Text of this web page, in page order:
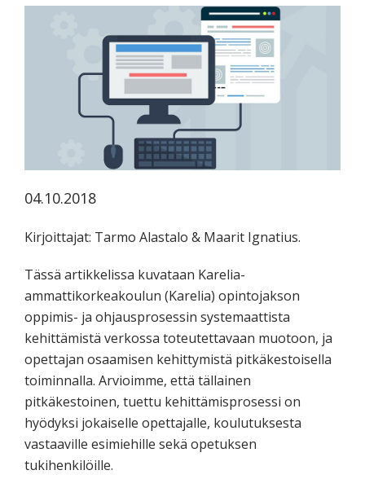
ammattikorkeakoulutusta
tutkimuksesta
kiinnostuneille.
04.10.2018
Kirjoittajat: Tarmo Alastalo & Maarit Ignatius.
Tässä artikkelissa kuvataan Karelia-
ammattikorkeakoulun (Karelia) opintojakson
oppimis- ja ohjausprosessin systemaattista
kehittämistä verkossa toteutettavaan muotoon, ja
opettajan osaamisen kehittymistä pitkäkestoisella
toiminnalla. Arvioimme, että tällainen
pitkäkestoinen, tuettu kehittämisprosessi on
hyödyksi jokaiselle opettajalle, koulutuksesta
vastaaville esimiehille sekä opetuksen
tukihenkilöille.